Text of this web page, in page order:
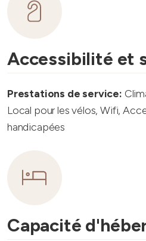
Accessibilité et
Prestations de service:
Local pour les vélos, Wifi,
handicapées
Capacité